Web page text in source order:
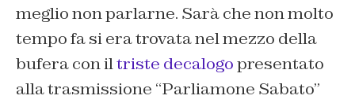
meglio non parlarne. Sarà che non molto
tempo fa si era trovata nel mezzo della
bufera con iltriste decalogopresentato
alla trasmissione “Parliamone Sabato”